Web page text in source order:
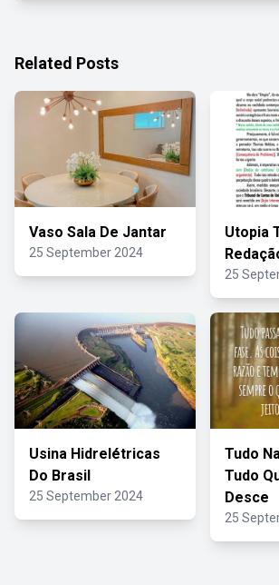
Related Posts
Vaso Sala De Jantar
25 September 2024
Utopia
25
Usina Hidrelétricas
Do Brasil
25 September 2024
Tudo
Tudo
Desce
25